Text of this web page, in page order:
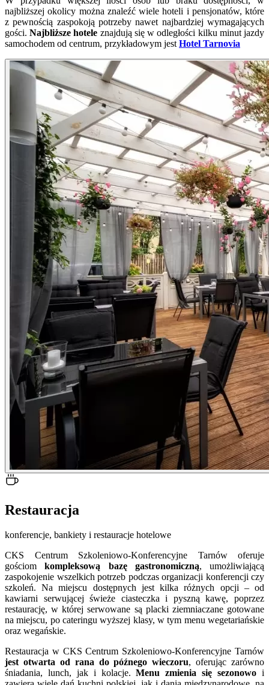
najbliższej okolicy można znaleźć wiele hoteli i pensjonatów, które
z pewnością zaspokoją potrzeby nawet najbardziej wymagających
gości.Najbliższe hotele znajdują się w odległości kilku minut jazdy
samochodem od centrum, przykładowym jest Hotel Tarnovia
Restauracja
konferencje, bankiety i restauracje hotelowe
CKS Centrum Szkoleniowo-Konferencyjne Tarnów oferuje
gościomkompleksową bazę gastronomiczną, umożliwiającą
zaspokojenie wszelkich potrzeb podczas organizacji konferencji czy
szkoleń. Na miejscu dostępnych jest kilka różnych opcji – od
kawiarni serwującej świeże ciasteczka i pyszną kawę, poprzez
restaurację, w której serwowane są placki ziemniaczane gotowane
na miejscu, po cateringu wyższej klasy, w tym menu wegetariańskie
oraz wegańskie.
Restauracja w CKS Centrum Szkoleniowo-Konferencyjne Tarnów
jest otwarta od rana do późnego wieczoru, oferując zarówno
śniadania, lunch, jak i kolacje.Menu zmienia się sezonowo i